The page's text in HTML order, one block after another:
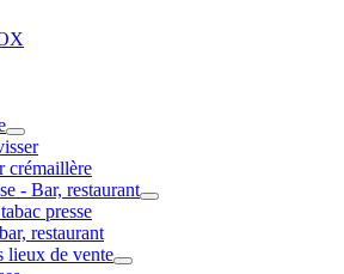
crémaillère
- Bar, restaurant
presse
restaurant
lieux de vente